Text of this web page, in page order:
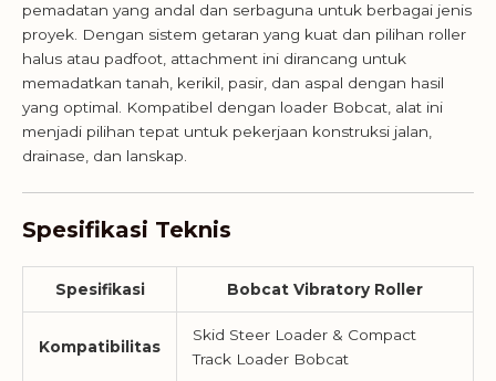
pemadatan yang andal dan serbaguna untuk berbagai jenis
proyek. Dengan sistem getaran yang kuat dan pilihan roller
halus atau padfoot, attachment ini dirancang untuk
memadatkan tanah, kerikil, pasir, dan aspal dengan hasil
yang optimal. Kompatibel dengan loader Bobcat, alat ini
menjadi pilihan tepat untuk pekerjaan konstruksi jalan,
drainase, dan lanskap.
Spesifikasi Teknis
Spesifikasi Bobcat Vibratory Roller
Kompatibilitas
Skid Steer Loader & Compact
Track Loader Bobcat